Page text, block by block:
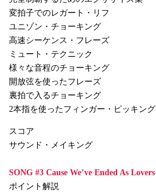
変拍子でのレガート・リフ
ユニゾン・チョーキング
高速シーケンス・フレーズ
ミュート・テクニック
様々な音程のチョーキング
開放弦を使ったフレーズ
裏拍で入るチョーキング
2本指を使ったフィンガー・ピッキング
スコア
サウンド・メイキング
SONG #3 Cause We’ve Ended As Lovers
ポイント解説